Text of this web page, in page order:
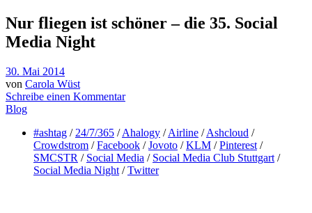
Nur fliegen ist schöner – die 35. Social
Media Night
30. Mai 2014
von Carola Wüst
Schreibe einen Kommentar
Blog
#ashtag / 24/7/365 /Ahalogy /Airline /Ashcloud /
Crowdstrom /Facebook /Jovoto /KLM /Pinterest /
SMCSTR / Social Media / Social Media Club Stuttgart /
Social Media Night /Twitter